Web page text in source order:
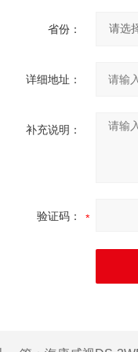
省份：
详细地址：
补充说明：
验证码：